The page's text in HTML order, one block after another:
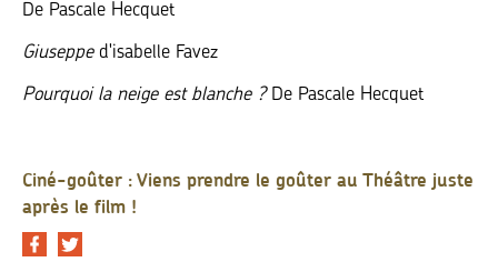
De Pascale Hecquet
Giusepped'isabelle Favez
Pourquoi la neige est blanche ?De Pascale Hecquet
Ciné-goûter : Viens prendre le goûter au Théâtre juste
après le film !